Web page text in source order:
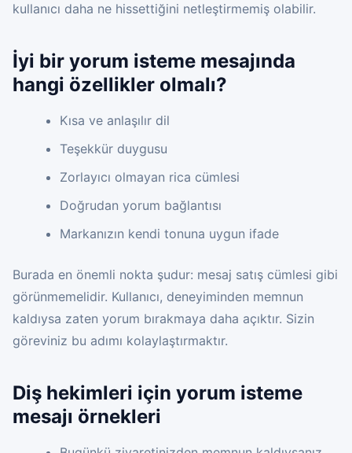
kullanıcı daha ne hissettiğini netleştirmemiş olabilir.
İyi bir yorum isteme mesajında
hangi özellikler olmalı?
Kısa ve anlaşılır dil
Teşekkür duygusu
Zorlayıcı olmayan rica cümlesi
Doğrudan yorum bağlantısı
Markanızın kendi tonuna uygun ifade
Burada en önemli nokta şudur: mesaj satış cümlesi gibi
görünmemelidir. Kullanıcı, deneyiminden memnun
kaldıysa zaten yorum bırakmaya daha açıktır. Sizin
göreviniz bu adımı kolaylaştırmaktır.
Diş hekimleri için yorum isteme
mesajı örnekleri